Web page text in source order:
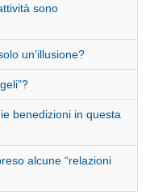
sono
un’illusione?
benedizioni in questa
alcune “relazioni